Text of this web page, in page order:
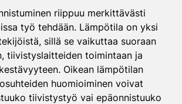
riippuu merkittävästi
työ tehdään. Lämpötila on yksi
sillä se vaikuttaa suoraan
tiivistyslaitteiden toimintaan ja
Oikean lämpötilan
huomioiminen voivat
tiivistystyö vai epäonnistuuko